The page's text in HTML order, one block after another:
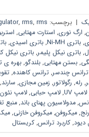
| برچسب: , rms, rms چیست
, ارگ نوری, استارت مهتابی,
, باتری Ni-MH , باتری اسیدی,
, باتری نیکل پلیمر,باتری نیکل
, بستن مهتابی, بلندگو, بهره ی
ترانس چندسر, ترانس کاهنده,
, رله, رگولاتور, زمین مجازی, سارند,
لامپ UV , لامپ حبابی, لامپ نئون
, مدولاسیون پهنای باند,منبع
, میکروفن, میکروفن خازنی,
دیود, کاربرد ترانس, کریستال